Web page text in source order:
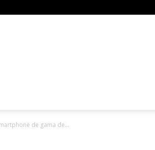
de gama de...